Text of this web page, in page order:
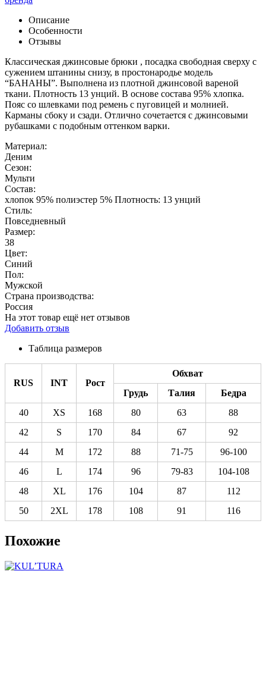
Описание
Особенности
Отзывы
Классическая джинсовые брюки , посадка свободная сверху с
сужением штанины снизу, в простонародье модель
“БАНАНЫ”. Выполнена из плотной джинсовой вареной
ткани. Плотность 13 унций. В основе состава 95% хлопка.
Пояс со шлевками под ремень с пуговицей и молнией.
Карманы сбоку и сзади. Отлично сочетается с джинсовыми
рубашками с подобным оттенком варки.
Материал:
Деним
Сезон:
Мульти
Состав:
хлопок 95% полиэстер 5% Плотность: 13 унций
Стиль:
Повседневный
Размер:
38
Цвет:
Синий
Пол:
Мужской
Страна производства:
Россия
На этот товар ещё нет отзывов
Добавить отзыв
Таблица размеров
RUS INT Рост
Обхват
Грудь
Талия
Бедра
40
XS 168 80 63
88
42
S 170 84 67
92
44
M 172 88 71-75
96-100
46
L 174 96 79-83
104-108
48
XL 176 104 87
112
50
2XL 178 108 91 116
Похожие